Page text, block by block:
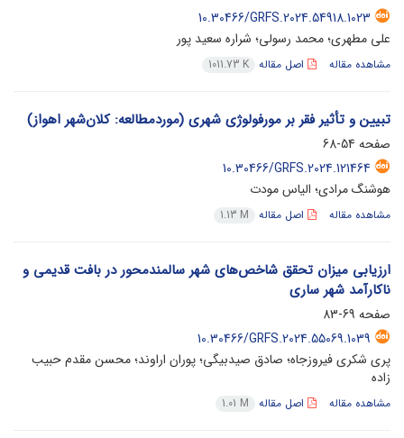
10.30466/GRFS.2024.54918.1023
علی مطهری؛ محمد رسولی؛ شراره سعید پور
مشاهده مقاله اصل مقاله 1011.73 K
تبیین و تأثیر فقر بر مورفولوژی شهری (موردمطالعه: کلان‌شهر اهواز)
صفحه 54-68
10.30466/GRFS.2024.121464
هوشنگ مرادی؛ الیاس مودت
مشاهده مقاله اصل مقاله 1.13 M
ارزیابی میزان تحقق شاخص‌های شهر سالمندمحور در بافت قدیمی و
ناکارآمد شهر ساری
صفحه 69-83
10.30466/GRFS.2024.55069.1039
پری شکری فیروزجاه؛ صادق صیدبیگی؛ پوران اراوند؛ محسن مقدم حبیب
زاده
مشاهده مقاله اصل مقاله 1.01 M